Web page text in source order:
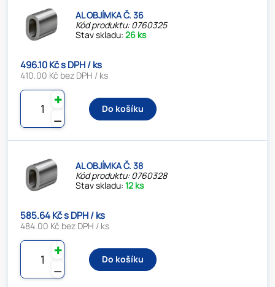
AL OBJÍMKA Č. 36
Kód produktu: 0760325
Stav skladu:26 ks
496.10 Kč s DPH / ks
410.00 Kč bez DPH / ks
⚊
✚
Do košíku
AL OBJÍMKA Č. 38
Kód produktu: 0760328
Stav skladu:12 ks
585.64 Kč s DPH / ks
484.00 Kč bez DPH / ks
⚊
✚
Do košíku